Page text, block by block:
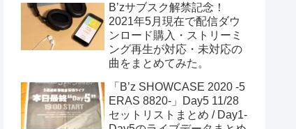
B’zサブスク解禁記念！
2021年5月現在で配信ダウ
ンロード購入・ストリーミ
ング再生が対応・未対応の
曲をまとめてみた。
「B’z SHOWCASE 2020 -5
ERAS 8820-」Day5 11/28
セットリストまとめ / Day1-